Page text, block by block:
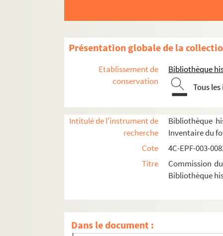
Présentation globale de la
Etablissement de
conservation
Bibliothèque
Tous
Intitulé de l'instrument de
recherche
Bibliothèque
Inventaire du
Cote
4C-EPF-003-
Titre
Commission
Bibliothèque
Dans le document :
Dossier n° 86
Dossier n° 87
Dossier n° 89
Dossier n° 90
Dossier n° 92
Dossier n° 93
Dossier n° 93 bis
Dossier n° 99
Dossier n° 100